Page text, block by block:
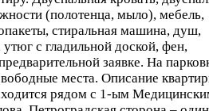
(полотенца, мыло), мебель,
стиральная машина, душ,
с гладильной доской, фен,
заявке. На
места. Описание
рядом с 1-ым